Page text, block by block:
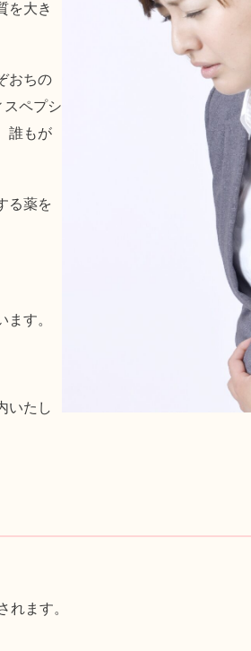
を大き
おちの
スペプシ
誰もが
る薬を
す。
いたし
れます。